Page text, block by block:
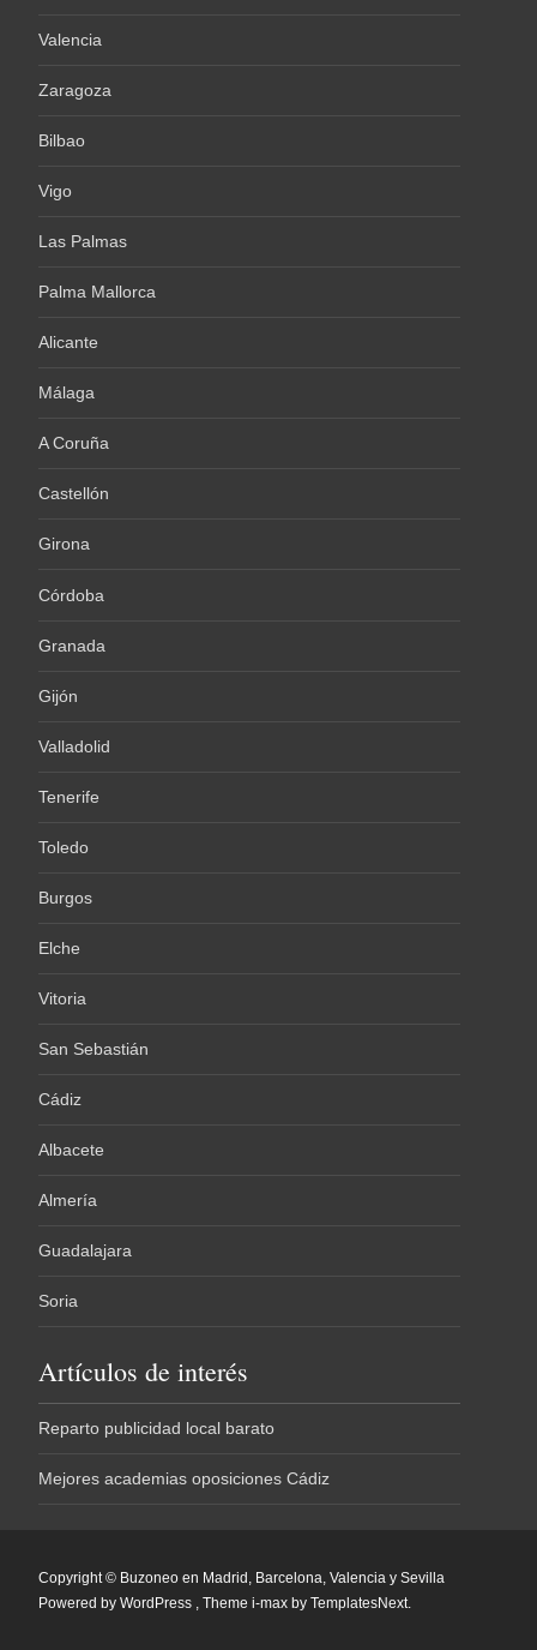
Valencia
Zaragoza
Bilbao
Vigo
Las Palmas
Palma Mallorca
Alicante
Málaga
A Coruña
Castellón
Girona
Córdoba
Granada
Gijón
Valladolid
Tenerife
Toledo
Burgos
Elche
Vitoria
San Sebastián
Cádiz
Albacete
Almería
Guadalajara
Soria
Artículos de interés
Reparto publicidad local barato
Mejores academias oposiciones Cádiz
Copyright © Buzoneo en Madrid, Barcelona, Valencia y Sevilla
Powered by WordPress
, Theme i-max by TemplatesNext.